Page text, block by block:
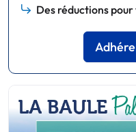
Des réductions